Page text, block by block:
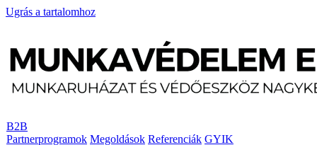
Ugrás a tartalomhoz
B2B
Partnerprogramok Megoldások Referenciák GYIK